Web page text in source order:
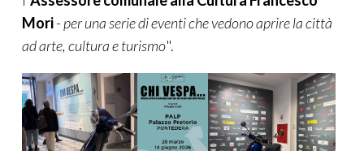
Mori-per una serie di eventi che vedono aprire la città
ad arte, cultura e turismo".